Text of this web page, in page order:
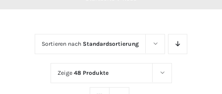
Sortieren nach Standardsortierung
Zeige 48 Produkte